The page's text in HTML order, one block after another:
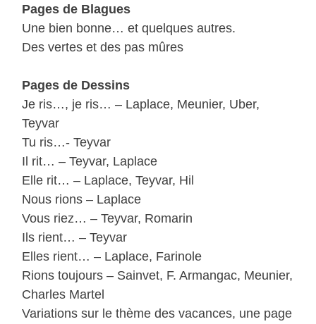
Pages de Blagues
Une bien bonne… et quelques autres.
Des vertes et des pas mûres
Pages de Dessins
Je ris…, je ris… – Laplace, Meunier, Uber,
Teyvar
Tu ris…- Teyvar
Il rit… – Teyvar, Laplace
Elle rit… – Laplace, Teyvar, Hil
Nous rions – Laplace
Vous riez… – Teyvar, Romarin
Ils rient… – Teyvar
Elles rient… – Laplace, Farinole
Rions toujours – Sainvet, F. Armangac, Meunier,
Charles Martel
Variations sur le thème des vacances, une page